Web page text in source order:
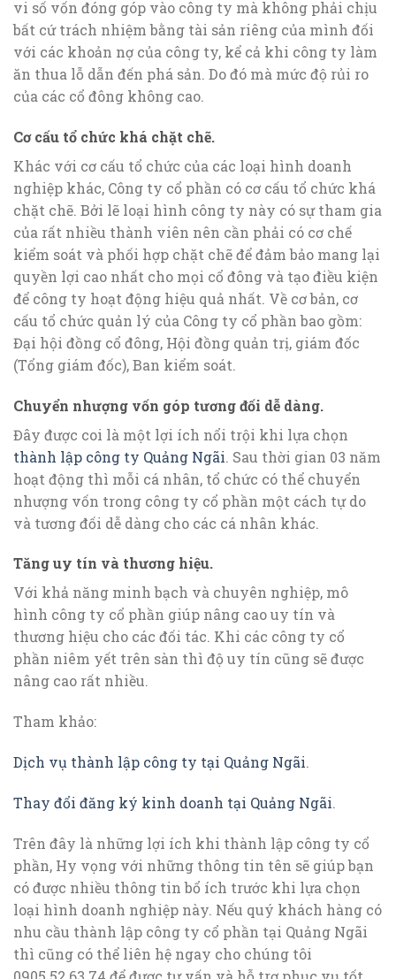
vi số vốn đóng góp vào công ty mà không phải chịu
bất cứ trách nhiệm bằng tài sản riêng của mình đối
với các khoản nợ của công ty, kể cả khi công ty làm
ăn thua lỗ dẫn đến phá sản. Do đó mà mức độ rủi ro
của các cổ đông không cao.
Cơ cấu tổ chức khá chặt chẽ.
Khác với cơ cấu tổ chức của các loại hình doanh
nghiệp khác, Công ty cổ phần có cơ cấu tổ chức khá
chặt chẽ. Bởi lẽ loại hình công ty này có sự tham gia
của rất nhiều thành viên nên cần phải có cơ chế
kiểm soát và phối hợp chặt chẽ để đảm bảo mang lại
quyền lợi cao nhất cho mọi cổ đông và tạo điều kiện
để công ty hoạt động hiệu quả nhất. Về cơ bản, cơ
cấu tổ chức quản lý của Công ty cổ phần bao gồm:
Đại hội đồng cổ đông, Hội đồng quản trị, giám đốc
(Tổng giám đốc), Ban kiểm soát.
Chuyển nhượng vốn góp tương đối dễ dàng.
Đây được coi là một lợi ích nổi trội khi lựa chọn
thành lập công ty Quảng Ngãi. Sau thời gian 03 năm
hoạt động thì mỗi cá nhân, tổ chức có thể chuyển
nhượng vốn trong công ty cổ phần một cách tự do
và tương đối dễ dàng cho các cá nhân khác.
Tăng uy tín và thương hiệu.
Với khả năng minh bạch và chuyên nghiệp, mô
hình công ty cổ phần giúp nâng cao uy tín và
thương hiệu cho các đối tác. Khi các công ty cổ
phần niêm yết trên sàn thì độ uy tín cũng sẽ được
nâng cao rất nhiều.
Tham khảo:
Dịch vụ thành lập công ty tại Quảng Ngãi.
Thay đổi đăng ký kinh doanh tại Quảng Ngãi.
Trên đây là những lợi ích khi thành lập công ty cổ
phần, Hy vọng với những thông tin tên sẽ giúp bạn
có được nhiều thông tin bổ ích trước khi lựa chọn
loại hình doanh nghiệp này. Nếu quý khách hàng có
nhu cầu thành lập công ty cổ phần tại Quảng Ngãi
thì cũng có thể liên hệ ngay cho chúng tôi